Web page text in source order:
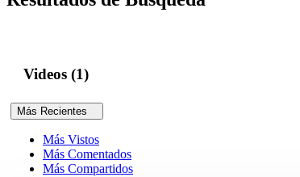
Videos (1)
Más Recientes
Más Vistos
Más Comentados
Más Compartidos